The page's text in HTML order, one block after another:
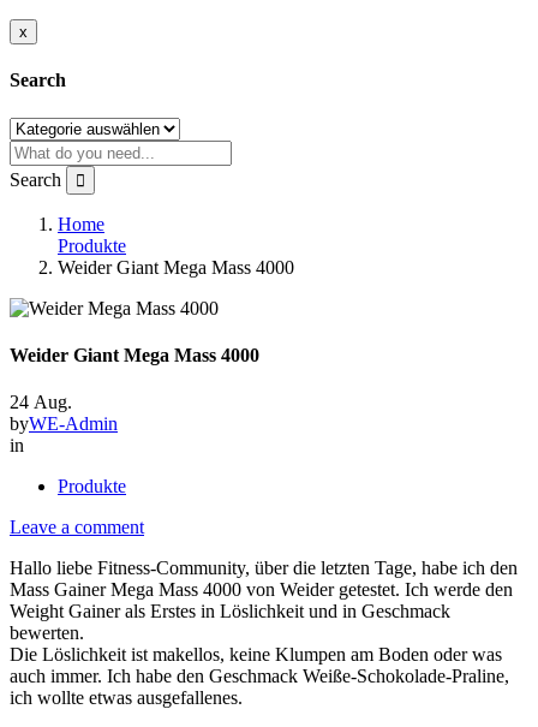
x
Search
Search
Home
Produkte
Weider Giant Mega Mass 4000
Weider Giant Mega Mass 4000
24 Aug.
byWE-Admin
in
Produkte
Leave a comment
Hallo liebe Fitness-Community, über die letzten Tage, habe ich den
Mass Gainer Mega Mass 4000 von Weider getestet. Ich werde den
Weight Gainer als Erstes in Löslichkeit und in Geschmack
bewerten.
Die Löslichkeit ist makellos, keine Klumpen am Boden oder was
auch immer. Ich habe den Geschmack Weiße-Schokolade-Praline,
ich wollte etwas ausgefallenes.